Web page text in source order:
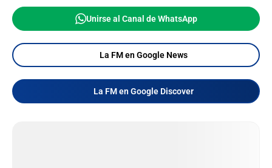
Unirse al Canal de WhatsApp
La FM en Google News
La FM en Google Discover